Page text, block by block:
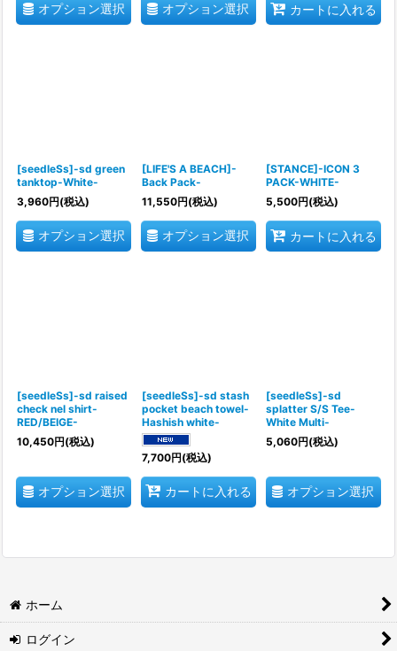
オプション選択 オプション選択 カートに入れる
[seedleSs]-sd green
tanktop-White-
3,960円(税込)
オプション選択
[LIFE'S A BEACH]-
Back Pack-
11,550円(税込)
オプション選択
[STANCE]-ICON 3
PACK-WHITE-
5,500円(税込)
カートに入れる
[seedleSs]-sd raised
check nel shirt-
RED/BEIGE-
10,450円(税込)
オプション選択
[seedleSs]-sd stash
pocket beach towel-
Hashish white-
7,700円(税込)
カートに入れる
[seedleSs]-sd
splatter S/S Tee-
White Multi-
5,060円(税込)
オプション選択
ホーム
ログイン